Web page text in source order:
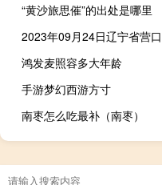
“黄沙旅思催”的出处是哪里
鸿发麦照容多大年龄
手游梦幻西游方寸
南枣怎么吃最补（南枣）